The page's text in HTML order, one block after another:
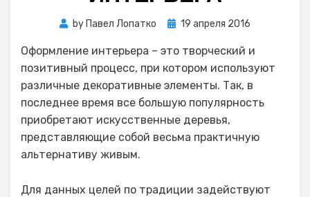
by Павел Лопатко
Posted
19 апреля 2016
Оформление интерьера – это творческий и
позитивный процесс, при котором используют
различные декоративные элементы. Так, в
последнее время все большую популярность
приобретают искусственные деревья,
представляющие собой весьма практичную
альтернативу живым.
Для данных целей по традиции задействуют